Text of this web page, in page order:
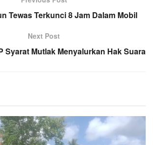
Tewas Terkunci 8 Jam Dalam Mobil
Next Post
Syarat Mutlak Menyalurkan Hak Suara